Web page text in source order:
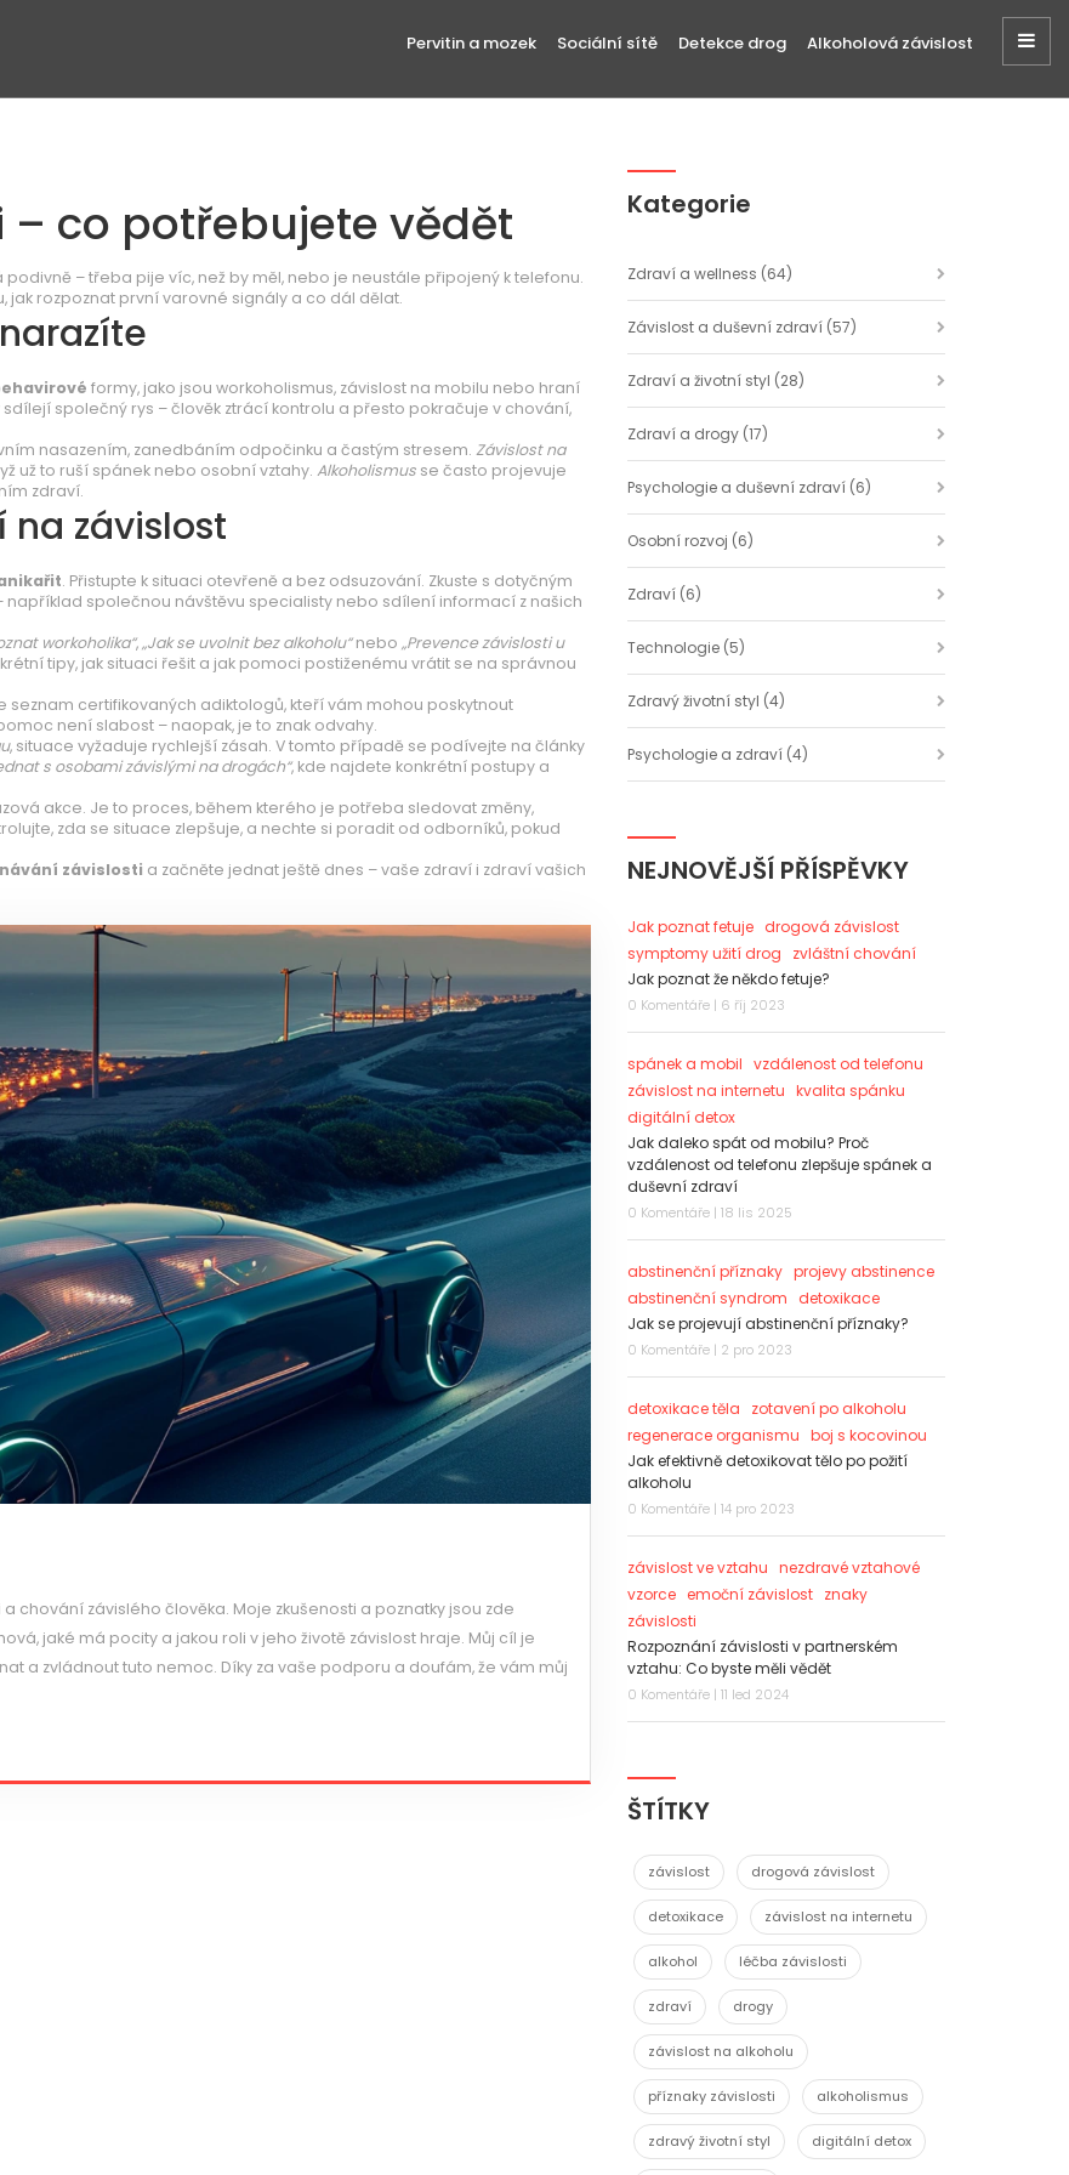
Pervitin a mozek Sociální sítě Detekce drog Alkoholová závislost
– co potřebujete vědět
podivně – třeba pije víc, než by měl, nebo je neustále připojený k telefonu.
jak rozpoznat první varovné signály a co dál dělat.
formy, jako jsou workoholismus, závislost na mobilu nebo hraní
společný rys – člověk ztrácí kontrolu a přesto pokračuje v chování,
nasazením, zanedbáním odpočinku a častým stresem. Závislost na
už to ruší spánek nebo osobní vztahy. Alkoholismus se často projevuje
zdraví.
na závislost
. Přistupte k situaci otevřeně a bez odsuzování. Zkuste s dotyčným
společnou návštěvu specialisty nebo sdílení informací z našich
workoholika“,„Jak se uvolnit bez alkoholu“nebo „Prevence závislosti u
tipy, jak situaci řešit a jak pomoci postiženému vrátit se na správnou
seznam certifikovaných adiktologů, kteří vám mohou poskytnout
není slabost – naopak, je to znak odvahy.
, situace vyžaduje rychlejší zásah. V tomto případě se podívejte na články
s osobami závislými na drogách“, kde najdete konkrétní postupy a
akce. Je to proces, během kterého je potřeba sledovat změny,
zda se situace zlepšuje, a nechte si poradit od odborníků, pokud
závislosti a začněte jednat ještě dnes – vaše zdraví i zdraví vašich
chování závislého člověka. Moje zkušenosti a poznatky jsou zde
jaké má pocity a jakou roli v jeho životě závislost hraje. Můj cíl je
a zvládnout tuto nemoc. Díky za vaše podporu a doufám, že vám můj
Kategorie
Zdraví a wellness (64)
Závislost a duševní zdraví (57)
Zdraví a životní styl (28)
Zdraví a drogy (17)
Psychologie a duševní zdraví (6)
Osobní rozvoj (6)
Zdraví (6)
Technologie (5)
Zdravý životní styl (4)
Psychologie a zdraví (4)
NEJNOVĚJŠÍ PŘÍSPĚVKY
Jak poznat fetuje
drogová závislost
symptomy užití drog
zvláštní chování
Jak poznat že někdo fetuje?
0 Komentáře | 6 říj 2023
spánek a mobil vzdálenost od telefonu
závislost na internetu kvalita spánku
digitální detox
Jak daleko spát od mobilu? Proč
vzdálenost od telefonu zlepšuje spánek a
duševní zdraví
0 Komentáře | 18 lis 2025
abstinenční příznaky projevy abstinence
abstinenční syndrom
detoxikace
Jak se projevují abstinenční příznaky?
0 Komentáře | 2 pro 2023
detoxikace těla
zotavení po alkoholu
regenerace organismu boj s kocovinou
Jak efektivně detoxikovat tělo po požití
alkoholu
0 Komentáře | 14 pro 2023
závislost ve vztahu nezdravé vztahové
vzorce
emoční závislost
znaky
závislosti
Rozpoznání závislosti v partnerském
vztahu: Co byste měli vědět
0 Komentáře | 11 led 2024
ŠTÍTKY
závislost drogová závislost
detoxikace závislost na internetu
alkohol léčba závislosti
zdraví drogy
závislost na alkoholu
příznaky závislosti alkoholismus
zdravý životní styl digitální detox